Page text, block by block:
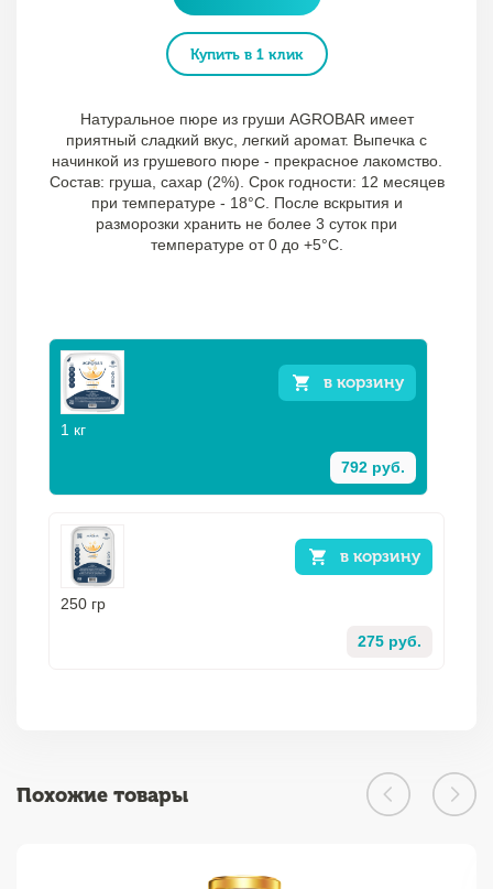
Купить в 1 клик
Натуральное пюре из груши AGROBAR имеет
приятный сладкий вкус, легкий аромат. Выпечка с
начинкой из грушевого пюре - прекрасное лакомство.
Состав: груша, сахар (2%). Срок годности: 12 месяцев
при температуре - 18°C. После вскрытия и
разморозки хранить не более 3 суток при
температуре от 0 до +5°C.
в корзину
1 кг
792 руб.
в корзину
250 гр
275 руб.
Похожие товары